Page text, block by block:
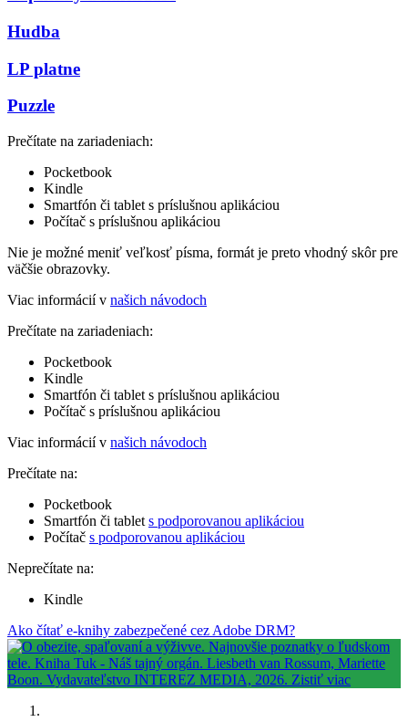
Hudba
LP platne
Puzzle
Prečítate na zariadeniach:
Pocketbook
Kindle
Smartfón či tablet s príslušnou aplikáciou
Počítač s príslušnou aplikáciou
Nie je možné meniť veľkosť písma, formát je preto vhodný skôr pre
väčšie obrazovky.
Viac informácií v našich návodoch
Prečítate na zariadeniach:
Pocketbook
Kindle
Smartfón či tablet s príslušnou aplikáciou
Počítač s príslušnou aplikáciou
Viac informácií v našich návodoch
Prečítate na:
Pocketbook
Smartfón či tablet s podporovanou aplikáciou
Počítač s podporovanou aplikáciou
Neprečítate na:
Kindle
Ako čítať e-knihy zabezpečené cez Adobe DRM?